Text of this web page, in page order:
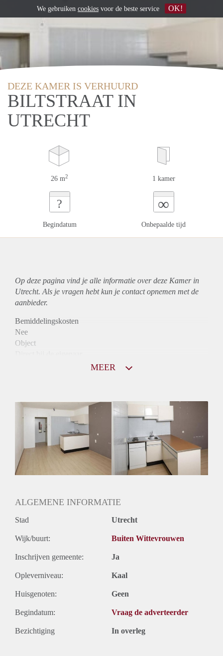
DEZE KAMER IS VERHUURD
BILTSTRAAT IN
UTRECHT
26 m2 1 kamer
?
Begindatum
∞
Onbepaalde tijd
Op deze pagina vind je alle informatie over deze Kamer in
Utrecht. Als je vragen hebt kun je contact opnemen met de
aanbieder.
Bemiddelingskosten
Nee
Object
Huurtoeslag
Mogelijk
Inkomen eis
N.V.T.
Huurtermijn
Onbepaalde termijn
Oplevering
MEER
ALGEMENE INFORMATIE
Stad Utrecht
Wijk/buurt: Buiten Wittevrouwen
Inschrijven gemeente: Ja
Opleverniveau: Kaal
Huisgenoten: Geen
Begindatum: Vraag de adverteerder
Bezichtiging In overleg
We gebruiken cookies voor de beste service OK!